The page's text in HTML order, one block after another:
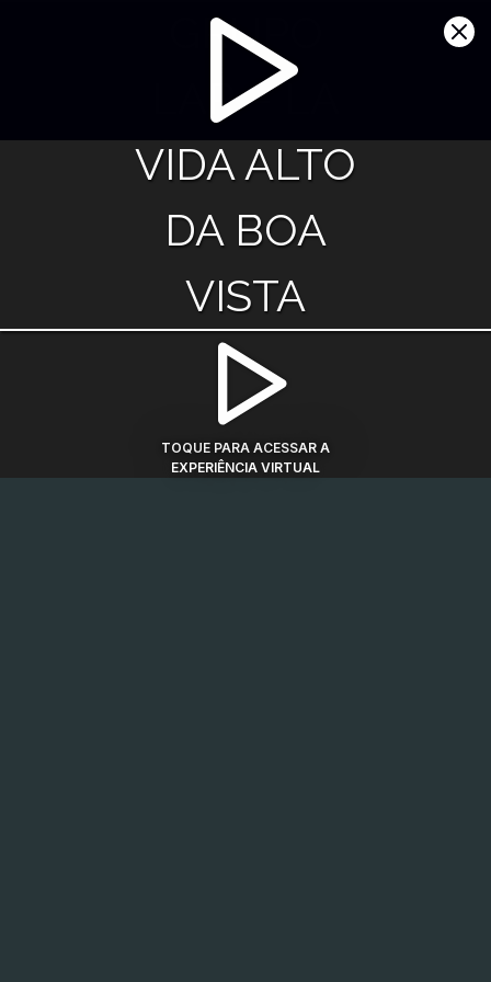
GRUPO
LAR – LA
VIDA ALTO
DA BOA
VISTA
TOQUE PARA ACESSAR A
EXPERIÊNCIA VIRTUAL